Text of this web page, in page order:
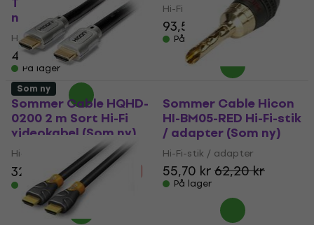
ny)
Hi-Fi Tonearmskabel
495 kr 519,75 kr
På lager
Hi-Fi forlænger lydkabel
93,50 kr
På lager
Sommer Cable HQHD-
0200 2 m Sort Hi-Fi
videokabel (Som ny)
Hi-Fi videokabel
325 kr 363 kr
- 10 %
På lager
Sommer Cable Hicon
HI-BM05-RED Hi-Fi-stik
/ adapter (Som ny)
Hi-Fi-stik / adapter
55,70 kr62,20 kr
På lager
Som ny